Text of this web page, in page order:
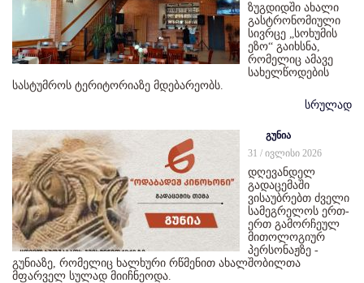
ზუგდიდში ახალი
გასტრონომიული
სივრცე „სოხუმის
ეზო“ გაიხსნა,
რომელიც ამავე
სახელწოდების
სასტუმროს ტერიტორიაზე მდებარეობს.
სრულად
გუნია
31 / ივლისი 2026
დღევანდელ
გადაცემაში
ვისაუბრებთ ძველი
სამეგრელოს ერთ-
ერთ გამორჩეულ
მითოლოგიურ
პერსონაჟზე -
გუნიაზე, რომელიც ხალხური რწმენით ახალშობილთა
მფარველ სულად მიიჩნეოდა.